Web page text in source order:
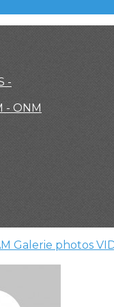
-
- ONM
Galerie photos